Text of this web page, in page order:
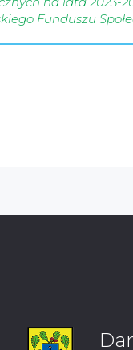
Funduszu